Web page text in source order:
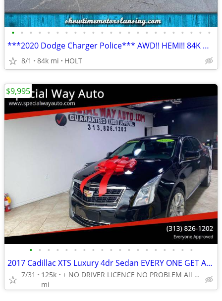
• • • • • • • • • • • • • • • • • • • • • • •
***2020 Dodge Charger Police*** AWD!! HEMI!! 84K Miles!!
8/1 84k mi HOLT
• • • • • • • • • • • • • • • • • • •
2017 Cadillac XTS Luxury 4dr Sedan EVERY ONE GET APPROVED 0 DOWN
7/31
125k
mi
+ NO DRIVER LICENCE NO PROBLEM All DONE IN HOUSE PLATE TITLE
$9,995